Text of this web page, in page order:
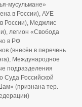
мусульмане»
в России), АУЕ
России), Меджлис
легион «Свобода
в РФ
(внесён в перечень
Международное
подразделения
Суда Российской
(признана тер.